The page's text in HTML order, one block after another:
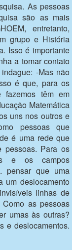
As pessoas
são as mais
entretanto,
grupo e História
Isso é importante
a tomar contato
-Mas não
é que, para os
fazemos têm em
Matemática
uns nos outros e
pessoas que
é uma rede que
pessoas. Para os
e os campos
pensar que uma
um deslocamento
linhas de
Como as pessoas
umas às outras?
e deslocamentos.